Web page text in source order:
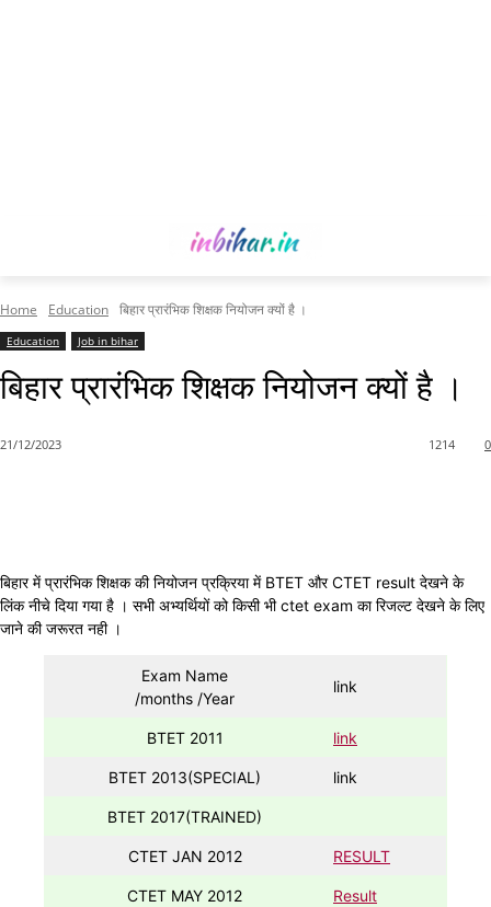
Home Education बिहार प्रारंभिक शिक्षक नियोजन क्यों है ।
Education Job in bihar
बिहार प्रारंभिक शिक्षक नियोजन क्यों है ।
21/12/2023 0
1214
बिहार में प्रारंभिक शिक्षक की नियोजन प्रक्रिया में BTET और CTET result देखने के
लिंक नीचे दिया गया है । सभी अभ्यर्थियों को किसी भी ctet exam का रिजल्ट देखने के लिए
जाने की जरूरत नही ।
Exam Name
/months /Year
link
BTET 2011 link
BTET 2013(SPECIAL) link
BTET 2017(TRAINED)
CTET JAN 2012 RESULT
CTET MAY 2012 Result